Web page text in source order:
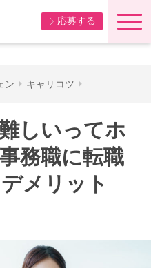
応募する
ン キャリコツ
しいってホ
務職に転職
メリット